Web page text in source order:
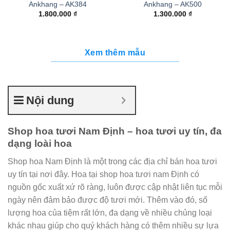
Ankhang – AK384
1.800.000 ₫
Ankhang – AK500
1.300.000 ₫
Xem thêm mẫu
Nội dung
Shop hoa tươi Nam Định – hoa tươi uy tín, đa
dạng loài hoa
Shop hoa Nam Định là một trong các địa chỉ bán hoa tươi
uy tín tại nơi đây. Hoa tại shop hoa tươi nam Định có
nguồn gốc xuất xứ rõ ràng, luôn được cập nhật liên tục mỗi
ngày nên đảm bảo được độ tươi mới. Thêm vào đó, số
lượng hoa của tiệm rất lớn, đa dạng về nhiều chủng loại
khác nhau giúp cho quý khách hàng có thêm nhiều sự lựa